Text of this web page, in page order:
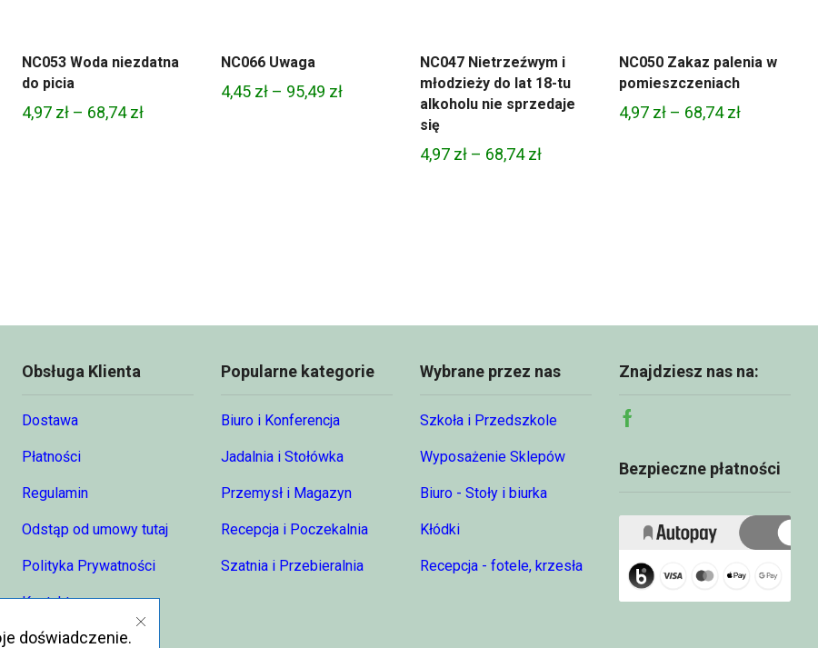
NC053 Woda niezdatna
do picia
4,97 zł – 68,74złZakres
NC066 Uwaga
4,45 zł – 95,49 złZakres
NC047 Nietrzeźwym i
młodzieży do lat 18-tu
alkoholu nie sprzedaje
się
4,97 zł – 68,74złZakres
NC050 Zakaz palenia w
pomieszczeniach
4,97 zł – 68,74złZakres
Obsługa Klienta
Dostawa
Płatności
Regulamin
Odstąp od umowy tutaj
Polityka Prywatności
Kontakt
O nas
Popularne kategorie
Biuro i Konferencja
Jadalnia i Stołówka
Przemysł i Magazyn
Recepcja i Poczekalnia
Szatnia i Przebieralnia
Wybrane przez nas
Szkoła i Przedszkole
Wyposażenie Sklepów
Biuro - Stoły i biurka
Kłódki
Recepcja - fotele, krzesła
Znajdziesz nas na:
Facebook
Bezpieczne płatności
doświadczenie.